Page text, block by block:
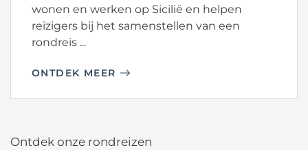
wonen en werken op Sicilië en helpen
reizigers bij het samenstellen van een
rondreis ...
ONTDEK MEER
Ontdek onze rondreizen